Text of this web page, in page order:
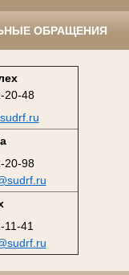
ОБРАЩЕНИЯ
20-48
20-98
41